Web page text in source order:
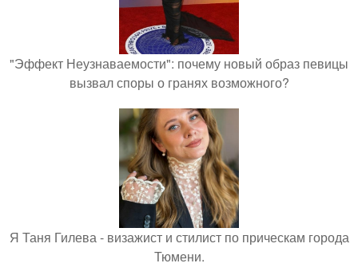
"Эффект Неузнаваемости": почему новый образ певицы
вызвал споры о гранях возможного?
Я Таня Гилева - визажист и стилист по прическам города
Тюмени.